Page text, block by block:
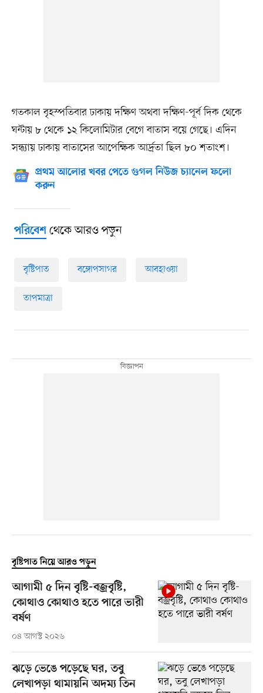
গতকাল বৃহস্পতিবার ঢাকায় দক্ষিণ অথবা দক্ষিণ-পূর্ব দিক থেকে
ঘন্টায় ৮ থেকে ১২ কিলোমিটার বেগে বাতাস বয়ে গেছে। এদিন
সন্ধ্যায় ঢাকায় বাতাসের আপেক্ষিক আর্দ্রতা ছিল ৮০ শতাংশ।
প্রথম আলোর খবর পেতে গুগল নিউজ চ্যানেল ফলো
করুন
পরিবেশথেকে আরও পড়ুন
বৃষ্টিপাত বঙ্গোপসাগর আবহাওয়া
তাপমাত্রা
বৃষ্টিপাত নিয়ে আরও পড়ুন
আগামী ৫ দিন বৃষ্টি-বজ্রবৃষ্টি,
কোথাও কোথাও হতে পারে ভারী
বর্ষণ
০৪ আগস্ট ২০২৬
ঝড়ে ভেঙে পড়েছে ঘর, তবু
লেখাপড়া থামায়নি অদম্য তিন